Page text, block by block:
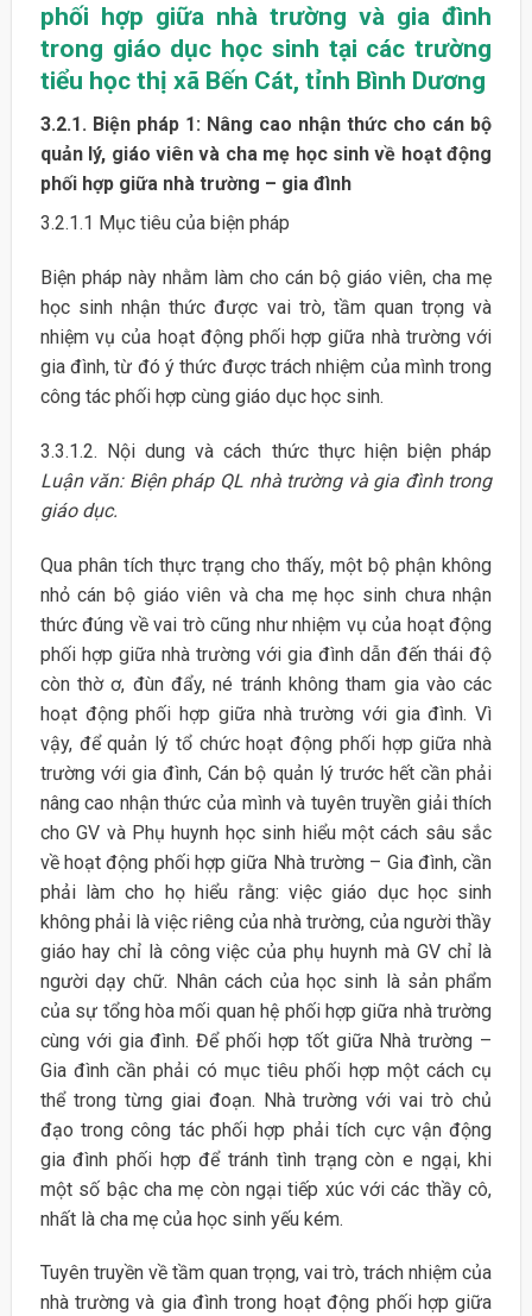
phối hợp giữa nhà trường và gia đình
trong giáo dục học sinh tại các trường
tiểu học thị xã Bến Cát, tỉnh Bình Dương
3.2.1. Biện pháp 1: Nâng cao nhận thức cho cán bộ
quản lý, giáo viên và cha mẹ học sinh về hoạt động
phối hợp giữa nhà trường – gia đình
3.2.1.1 Mục tiêu của biện pháp
Biện pháp này nhằm làm cho cán bộ giáo viên, cha mẹ
học sinh nhận thức được vai trò, tầm quan trọng và
nhiệm vụ của hoạt động phối hợp giữa nhà trường với
gia đình, từ đó ý thức được trách nhiệm của mình trong
công tác phối hợp cùng giáo dục học sinh.
3.3.1.2. Nội dung và cách thức thực hiện biện pháp
Luận văn: Biện pháp QL nhà trường và gia đình trong
giáo dục.
Qua phân tích thực trạng cho thấy, một bộ phận không
nhỏ cán bộ giáo viên và cha mẹ học sinh chưa nhận
thức đúng về vai trò cũng như nhiệm vụ của hoạt động
phối hợp giữa nhà trường với gia đình dẫn đến thái độ
còn thờ ơ, đùn đẩy, né tránh không tham gia vào các
hoạt động phối hợp giữa nhà trường với gia đình. Vì
vậy, để quản lý tổ chức hoạt động phối hợp giữa nhà
trường với gia đình, Cán bộ quản lý trước hết cần phải
nâng cao nhận thức của mình và tuyên truyền giải thích
cho GV và Phụ huynh học sinh hiểu một cách sâu sắc
về hoạt động phối hợp giữa Nhà trường – Gia đình, cần
phải làm cho họ hiểu rằng: việc giáo dục học sinh
không phải là việc riêng của nhà trường, của người thầy
giáo hay chỉ là công việc của phụ huynh mà GV chỉ là
người dạy chữ. Nhân cách của học sinh là sản phẩm
của sự tổng hòa mối quan hệ phối hợp giữa nhà trường
cùng với gia đình. Để phối hợp tốt giữa Nhà trường –
Gia đình cần phải có mục tiêu phối hợp một cách cụ
thể trong từng giai đoạn. Nhà trường với vai trò chủ
đạo trong công tác phối hợp phải tích cực vận động
gia đình phối hợp để tránh tình trạng còn e ngại, khi
một số bậc cha mẹ còn ngại tiếp xúc với các thầy cô,
nhất là cha mẹ của học sinh yếu kém.
Tuyên truyền về tầm quan trọng, vai trò, trách nhiệm của
nhà trường và gia đình trong hoạt động phối hợp giữa